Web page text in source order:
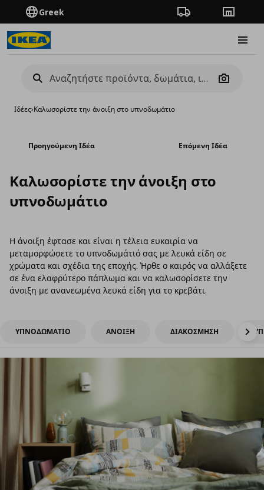
Greek Πορεία παραγγελίας
Camera
Ιδέες›Καλωσορίστε την άνοιξη στο υπνοδωμάτιο
Προηγούμενη Ιδέα Επόμενη Ιδέα
Καλωσορίστε την άνοιξη στο
υπνοδωμάτιο
Η άνοιξη έφτασε και είναι η τέλεια ευκαιρία να
μεταμορφώσετε το υπνοδωμάτιό σας με λευκά είδη σε
χρώματα και σχέδια της εποχής. Ήρθε ο καιρός να αλλάξετε
σε ένα ελαφρύτερο πάπλωμα και να καλωσορίσετε την
άνοιξη με ανανεωμένα λευκά είδη για το κρεβάτι.
ΥΠΝΟΔΩΜΑΤΙΟ ΑΝΟΙΞΗ ΔΙΑΚΟΣΜΗΣΗ